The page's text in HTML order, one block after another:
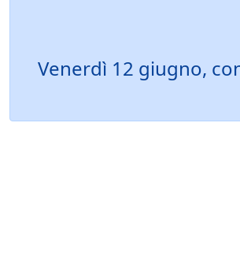
Venerdì 12 giugno,